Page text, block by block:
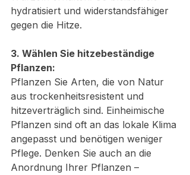
hydratisiert und widerstandsfähiger
gegen die Hitze.
3. Wählen Sie hitzebeständige
Pflanzen:
Pflanzen Sie Arten, die von Natur
aus trockenheitsresistent und
hitzeverträglich sind. Einheimische
Pflanzen sind oft an das lokale Klima
angepasst und benötigen weniger
Pflege. Denken Sie auch an die
Anordnung Ihrer Pflanzen –